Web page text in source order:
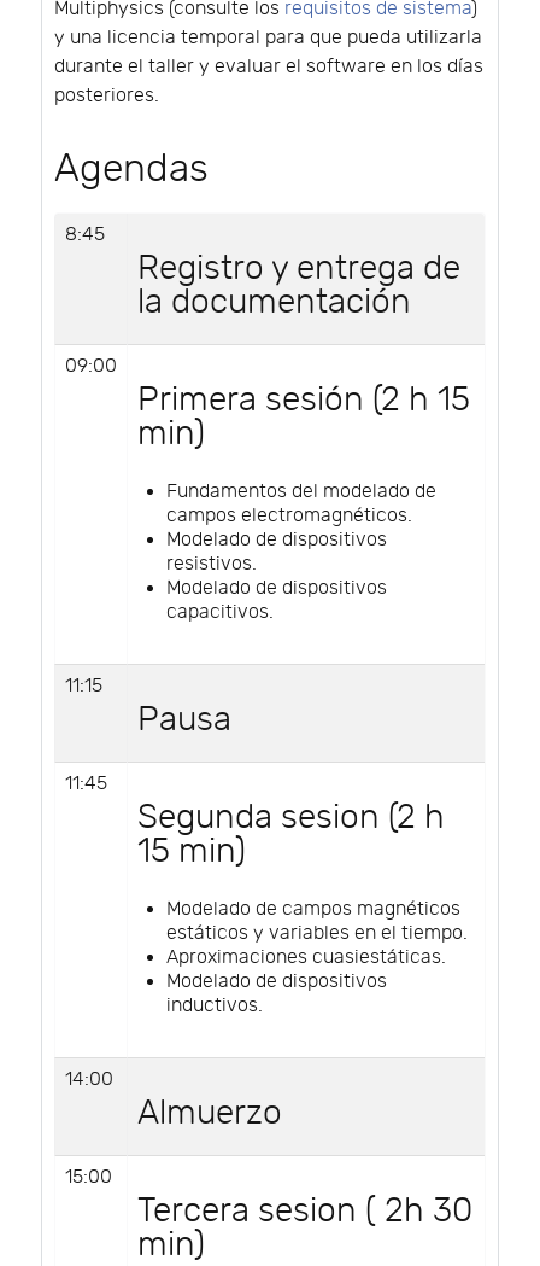
Multiphysics (consulte los requisitos de sistema)
y una licencia temporal para que pueda utilizarla
durante el taller y evaluar el software en los días
posteriores.
Agendas
8:45
Registro y entrega de
la documentación
09:00
Primera sesión (2 h 15
min)
Fundamentos del modelado de
campos electromagnéticos.
Modelado de dispositivos
resistivos.
Modelado de dispositivos
capacitivos.
11:15
Pausa
11:45
Segunda sesion (2 h
15 min)
Modelado de campos magnéticos
estáticos y variables en el tiempo.
Aproximaciones cuasiestáticas.
Modelado de dispositivos
inductivos.
14:00
Almuerzo
15:00
Tercera sesion ( 2h 30
min)